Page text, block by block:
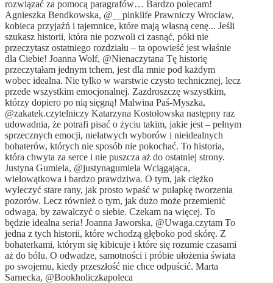
rozwiązać za pomocą paragrafów… Bardzo polecam!
Agnieszka Bendkowska, @__pinklife Prawniczy Wrocław,
kobieca przyjaźń i tajemnice, które mają własną cenę... Jeśli
szukasz historii, która nie pozwoli ci zasnąć, póki nie
przeczytasz ostatniego rozdziału – ta opowieść jest właśnie
dla Ciebie! Joanna Wolf, @Nienaczytana Tę historię
przeczytałam jednym tchem, jest dla mnie pod każdym
wobec idealna. Nie tylko w warstwie czysto technicznej, lecz
przede wszystkim emocjonalnej. Zazdroszczę wszystkim,
którzy dopiero po nią sięgną! Malwina Paś-Myszka,
@zakatek.czytelniczy Katarzyna Kostołowska następny raz
udowadnia, że potrafi pisać o życiu takim, jakie jest – pełnym
sprzecznych emocji, niełatwych wyborów i nieidealnych
bohaterów, których nie sposób nie pokochać. To historia,
która chwyta za serce i nie puszcza aż do ostatniej strony.
Justyna Gumiela, @justynagumiela Wciągająca,
wielowątkowa i bardzo prawdziwa. O tym, jak ciężko
wyleczyć stare rany, jak prosto wpaść w pułapkę tworzenia
pozorów. Lecz również o tym, jak dużo może przemienić
odwaga, by zawalczyć o siebie. Czekam na więcej. To
będzie idealna seria! Joanna Jaworska, @Uwaga.czytam To
jedna z tych historii, które wchodzą głęboko pod skórę. Z
bohaterkami, którym się kibicuje i które się rozumie czasami
aż do bólu. O odwadze, samotności i próbie ułożenia świata
po swojemu, kiedy przeszłość nie chce odpuścić. Marta
Sarnecka, @Bookholiczkapoleca